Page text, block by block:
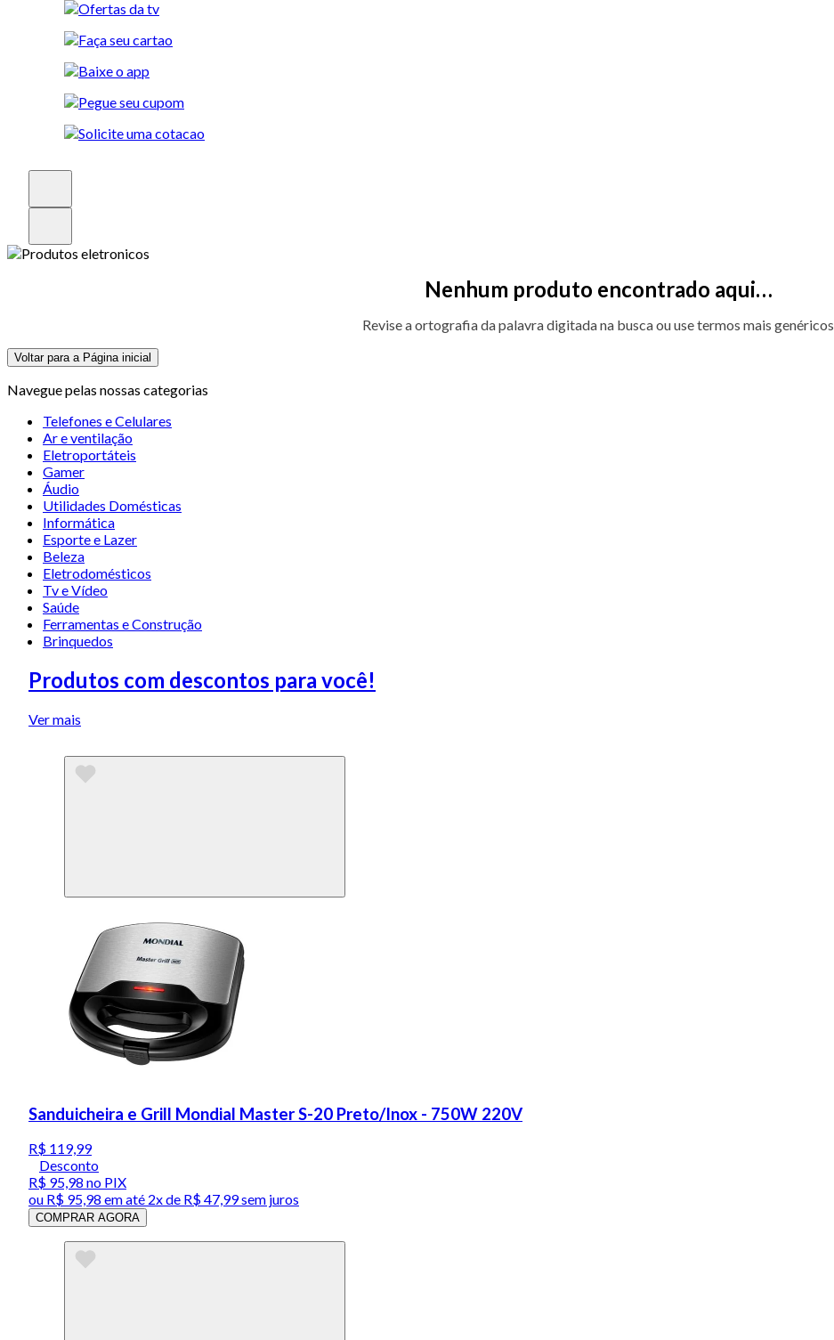
Nenhum produto encontrado aqui…
Revise a ortografia da palavra digitada na busca ou use termos mais genéricos
Voltar para a Página inicial
Navegue pelas nossas categorias
Telefones e Celulares
Ar e ventilação
Eletroportáteis
Gamer
Áudio
Utilidades Domésticas
Informática
Esporte e Lazer
Beleza
Eletrodomésticos
Tv e Vídeo
Saúde
Ferramentas e Construção
Brinquedos
Produtos com descontos para você!
Ver mais
Sanduicheira e Grill Mondial Master S-20 Preto/Inox - 750W 220V
R$ 119,99
Desconto
R$ 95,98 no PIX
ou R$ 95,98 em até 2x de R$ 47,99 sem juros
COMPRAR AGORA